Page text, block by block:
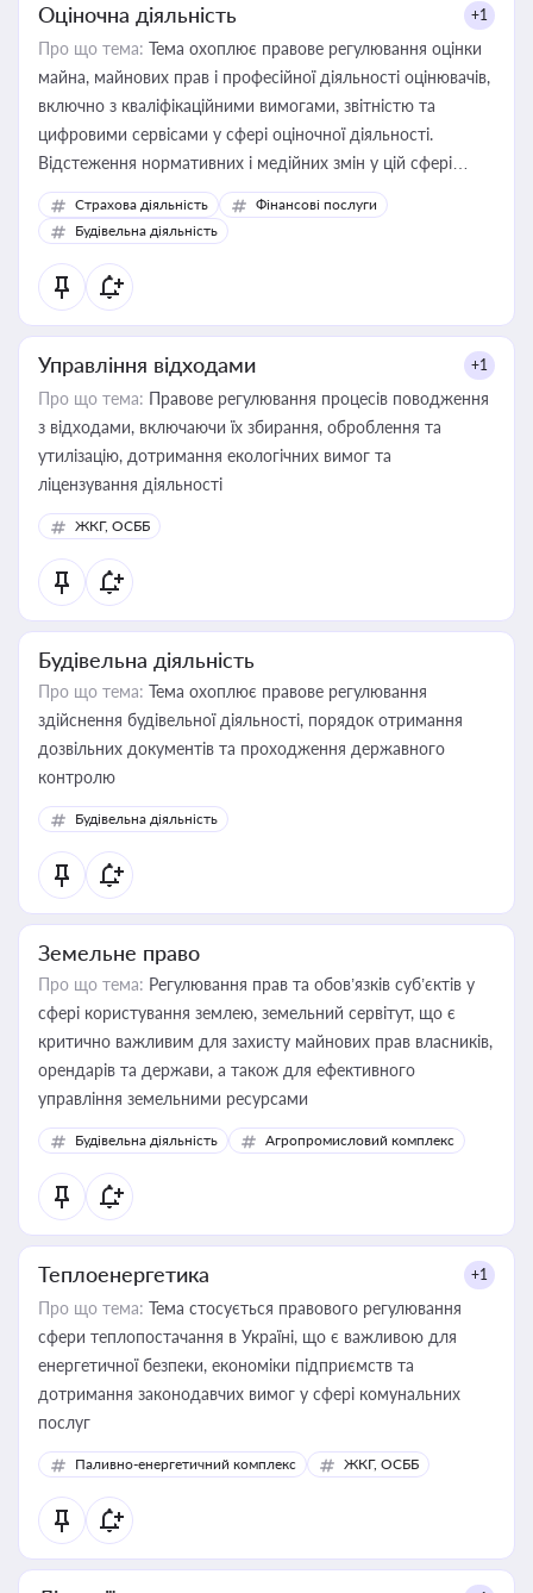
Оціночна діяльність +1
Про що тема: Тема охоплює правове регулювання оцінки
майна, майнових прав і професійної діяльності оцінювачів,
включно з кваліфікаційними вимогами, звітністю та
цифровими сервісами у сфері оціночної діяльності.
Відстеження нормативних і медійних змін у цій сфері
корисне для власника бізнесу, керівника, юриста або
бухгалтера під час оподаткування, приватизації, оренди
державного майна, корпоративних угод і перевірки
статусу суб'єктів оціночної діяльності
Страхова діяльність
Фінансові послуги
Будівельна діяльність
Управління відходами +1
Про що тема: Правове регулювання процесів поводження
з відходами, включаючи їх збирання, оброблення та
утилізацію, дотримання екологічних вимог та
ліцензування діяльності
ЖКГ, ОСББ
Будівельна діяльність
Про що тема: Тема охоплює правове регулювання
здійснення будівельної діяльності, порядок отримання
дозвільних документів та проходження державного
контролю
Будівельна діяльність
Земельне право
Про що тема: Регулювання прав та обов’язків суб’єктів у
сфері користування землею, земельний сервітут, що є
критично важливим для захисту майнових прав власників,
орендарів та держави, а також для ефективного
управління земельними ресурсами
Будівельна діяльність Агропромисловий комплекс
Теплоенергетика +1
Про що тема: Тема стосується правового регулювання
сфери теплопостачання в Україні, що є важливою для
енергетичної безпеки, економіки підприємств та
дотримання законодавчих вимог у сфері комунальних
послуг
Паливно-енергетичний комплекс ЖКГ, ОСББ